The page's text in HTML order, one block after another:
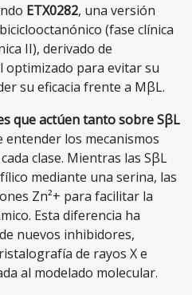
ETX0282, una versión
(fase clínica
II), derivado de
para evitar su
su eficacia frente a MβL.
que actúen tanto sobre SβL
entender los mecanismos
clase. Mientras las SβL
mediante una serina, las
Zn²+ para facilitar la
Esta diferencia ha
nuevos inhibidores,
de rayos X e
al modelado molecular.